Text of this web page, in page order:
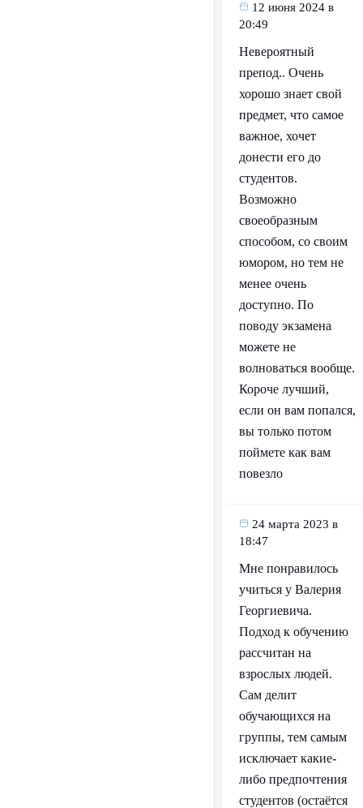
12 июня 2024 в
20:49
Невероятный
препод.. Очень
хорошо знает свой
предмет, что самое
важное, хочет
донести его до
студентов.
Возможно
своеобразным
способом, со своим
юмором, но тем не
менее очень
доступно. По
поводу экзамена
можете не
волноваться вообще.
Короче лучший,
если он вам попался,
вы только потом
поймете как вам
повезло
24 марта 2023 в
18:47
Мне понравилось
учиться у Валерия
Георгиевича.
Подход к обучению
рассчитан на
взрослых людей.
Сам делит
обучающихся на
группы, тем самым
исключает какие-
либо предпочтения
студентов (остаётся